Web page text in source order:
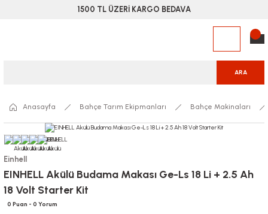
1500 TL ÜZERİ KARGO BEDAVA
ARA
Anasayfa Bahçe Tarım Ekipmanları Bahçe Makinaları
Einhell
EINHELL Akülü Budama Makası Ge-Ls 18 Li + 2.5 Ah
18 Volt Starter Kit
0 Puan - 0 Yorum